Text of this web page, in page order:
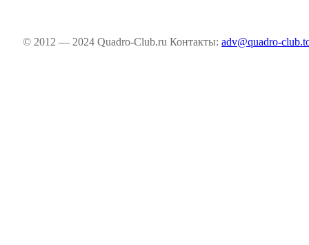
© 2012 — 2024 Quadro-Club.ru Контакты: adv@quadro-